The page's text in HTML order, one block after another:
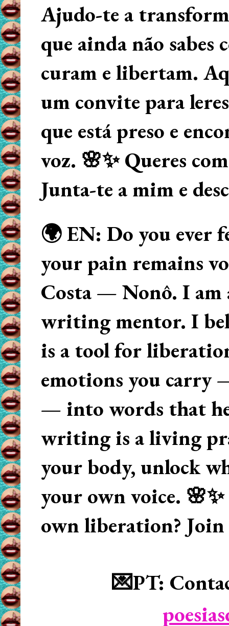
Ajudo-te a
que ainda não
curam e libertam.
um convite para
que está preso e
voz. 🌸✨ Queres
Junta-te a mim e
🌍 EN: Do you ever
your pain remains
Costa — Nonô. I am
writing mentor. I
is a tool for
emotions you carry
— into words that
writing is a living
your body, unlock
your own voice.
own liberation? Join
💌PT: